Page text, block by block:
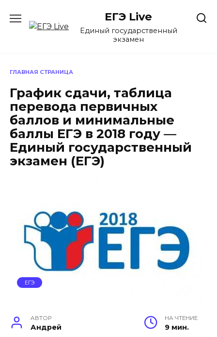
содержанию
ЕГЭ Live
Единый государственный
экзамен
ГЛАВНАЯ СТРАНИЦА
График сдачи, таблица
перевода первичных
баллов и минимальные
баллы ЕГЭ в 2018 году —
Единый государственный
экзамен (ЕГЭ)
ЕГЭ
АВТОР
Андрей
НА ЧТЕНИЕ
9 мин.